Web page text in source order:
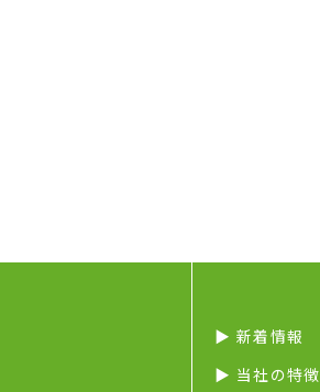
▶︎ 新着情報
▶︎ 当社の特徴